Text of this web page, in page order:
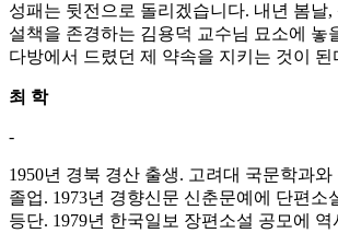
성패는 뒷전으로 돌리겠습니다. 내년 봄날,
설책을 존경하는 김용덕 교수님 묘소에 놓
다방에서 드렸던 제 약속을 지키는 것이
최 학
-
1950년 경북 경산 출생. 고려대 국문학과와
졸업. 1973년 경향신문 신춘문예에 단편소
등단. 1979년 한국일보 장편소설 공모에 역